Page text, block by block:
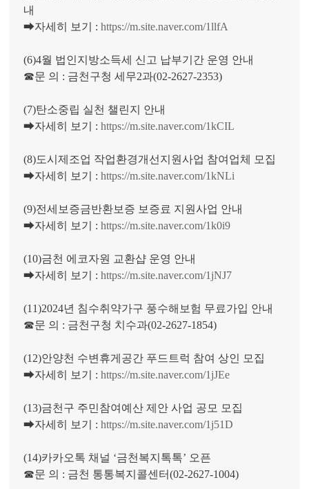
내
➡자세히 보기 :https://m.site.naver.com/1llfA
(6)4월 법인지방소득세 신고 납부기간 운영 안내
☎문 의 : 금천구청 세무2과(02-2627-2353)
(7)탄소중립 실천 챌린지 안내
➡자세히 보기 :https://m.site.naver.com/1kCIL
(8)도시제조업 작업환경개선지원사업 참여업체 모집
➡자세히 보기 :https://m.site.naver.com/1kNLi
(9)전세보증금반환보증 보증료 지원사업 안내
➡자세히 보기 :https://m.site.naver.com/1k0i9
(10)금천 에코자원 교환샵 운영 안내
➡자세히 보기 :https://m.site.naver.com/1jNJ7
(11)2024년 침수취약가구 풍수해보험 무료가입 안내
☎문 의 : 금천구청 치수과(02-2627-1854)
(12)안양천 수변휴게공간 푸드트럭 참여 상인 모집
➡자세히 보기 :https://m.site.naver.com/1jJEe
(13)금천구 주민참여예산 제안 사업 공모 모집
➡자세히 보기 :https://m.site.naver.com/1j51D
(14)카카오톡 채널 ‘금천복지톡톡’ 오픈
☎문 의 : 금천 통통복지콜센터(02-2627-1004)